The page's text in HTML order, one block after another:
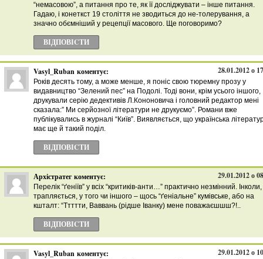
“немасовою”, а питання про те, як її досліджувати – інше питання.
Гадаю, і конеткст 19 століття не зводиться до не-толерування, а
значно обємніший у рецепції масового. Ще поговоримо?
ВІДПОВІCТИ
Vasyl_Ruban коментує: 28.01.2012 о
Років десять тому, а може менше, я поніс свою тюремну прозу у
видавництво “Зелений пес” на Подолі. Тоді вони, крім усього іншого,
друкували серію дедективів Л.Кононовича і головний редактор мені
сказала:” Ми серйозної літератури не друкуємо”. Романи вже
публікувались в журналі “Київ”. Виявляється, що українська
має ще й такий поділ.
ВІДПОВІCТИ
Архістратег коментує: 29.01.2012 о
Перелік “ґеніїв” у всіх “критиків-анти…” практично незмінний. Інколи,
трапляється, у того чи іншого – щось “ґеніальне” кумівське, або на
кшталт: “Ттттти, Ваввань (рідше Іванку) мене поважаєшшш?!..
ВІДПОВІCТИ
Vasyl_Ruban коментує: 29.01.2012 о